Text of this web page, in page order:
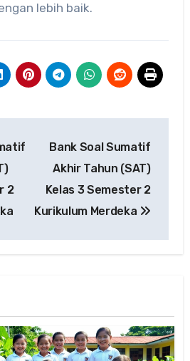
lebih baik.
2
Bank Soal Sumatif
Akhir Tahun (SAT)
Kelas 3 Semester 2
Kurikulum Merdeka